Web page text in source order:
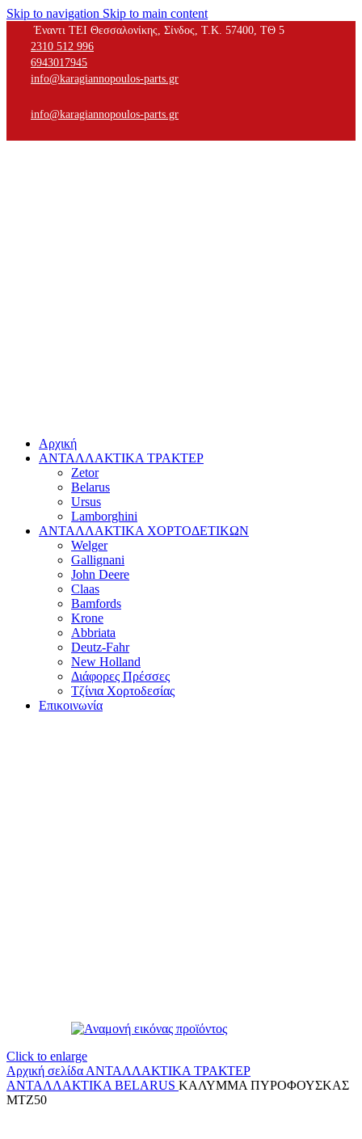
Skip to navigation Skip to main content
Έναντι ΤΕΙ Θεσσαλονίκης, Σίνδος, Τ.Κ. 57400, ΤΘ 5
2310 512 996
6943017945
info@karagiannopoulos-parts.gr
info@karagiannopoulos-parts.gr
Αρχική
ΑΝΤΑΛΛΑΚΤΙΚΑ ΤΡΑΚΤΕΡ
Zetor
Belarus
Ursus
Lamborghini
ΑΝΤΑΛΛΑΚΤΙΚΑ ΧΟΡΤΟΔΕΤΙΚΩΝ
Welger
Gallignani
John Deere
Claas
Bamfords
Krone
Abbriata
Deutz-Fahr
New Holland
Διάφορες Πρέσσες
Τζίνια Χορτοδεσίας
Επικοινωνία
Click to enlarge
Αρχική σελίδα ΑΝΤΑΛΛΑΚΤΙΚΑ ΤΡΑΚΤΕΡ
ΑΝΤΑΛΛΑΚΤΙΚΑ BELARUS ΚΑΛΥΜΜΑ ΠΥΡΟΦΟΥΣΚΑΣ
ΜΤΖ50